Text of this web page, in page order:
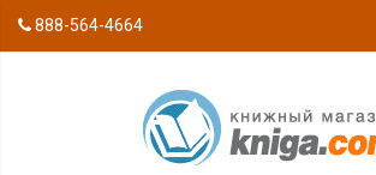
888-564-4664